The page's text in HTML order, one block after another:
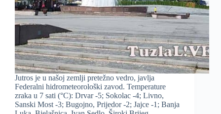
Jutros je u našoj zemlji pretežno vedro, javlja
Federalni hidrometeorološki zavod. Temperature
zraka u 7 sati (°C): Drvar -5; Sokolac -4; Livno,
Sanski Most -3; Bugojno, Prijedor -2; Jajce -1; Banja